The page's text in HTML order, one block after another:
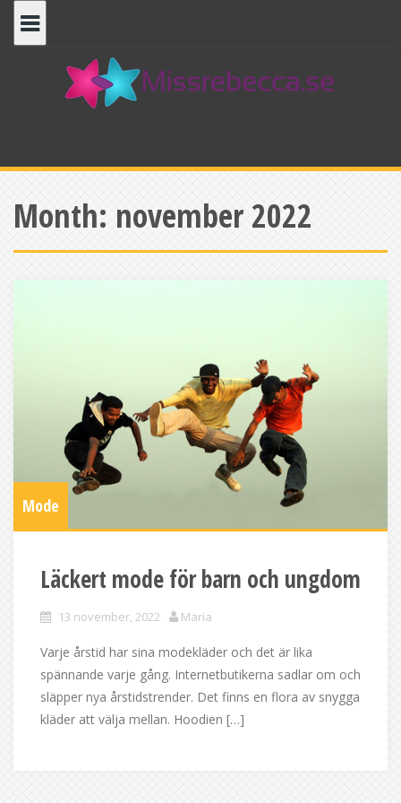
Month: november 2022
Mode
Läckert mode för barn och ungdom
13 november, 2022 Maria
Varje årstid har sina modekläder och det är lika
spännande varje gång. Internetbutikerna sadlar om och
släpper nya årstidstrender. Det finns en flora av snygga
kläder att välja mellan. Hoodien […]